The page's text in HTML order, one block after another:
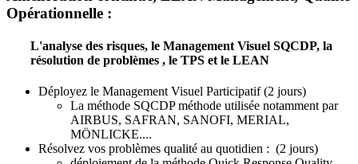
Opérationnelle :
L'analyse des risques, le Management Visuel SQCDP, la
résolution de problèmes , le TPS et le LEAN
Déployez le Management Visuel Participatif (2 jours)
La méthode SQCDP méthode utilisée notamment par
AIRBUS, SAFRAN, SANOFI, MERIAL,
MÖNLICKE....
Résolvez vos problèmes qualité au quotidien : (2 jours)